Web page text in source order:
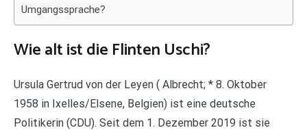
Umgangssprache?
Wie alt ist die Flinten Uschi?
Ursula Gertrud von der Leyen ( Albrecht; * 8. Oktober
1958 in Ixelles/Elsene, Belgien) ist eine deutsche
Politikerin (CDU). Seit dem 1. Dezember 2019 ist sie